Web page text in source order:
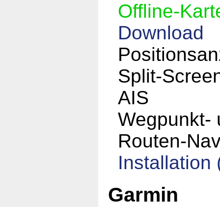
Offline-
Download
Split-
AIS
Wegpunkt-
Routen-
Installation
Garmin